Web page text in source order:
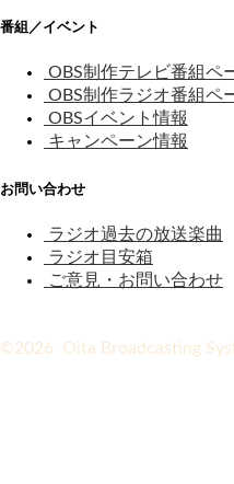
番組／イベント
OBS制作テレビ番組ペ
OBS制作ラジオ番組ペ
OBSイベント情報
キャンペーン情報
お問い合わせ
ラジオ過去の放送楽曲
ラジオ目安箱
ご意見・お問い合わせ
©2026 Oita Broadcasting